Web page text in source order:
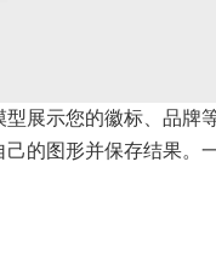
展示您的徽标、品牌
的图形并保存结果。